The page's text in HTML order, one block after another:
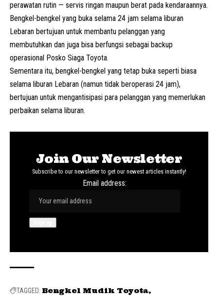
perawatan rutin — servis ringan maupun berat pada kendaraannya.
Bengkel-bengkel yang buka selama 24 jam selama liburan
Lebaran bertujuan untuk membantu pelanggan yang
membutuhkan dan juga bisa berfungsi sebagai backup
operasional Posko Siaga Toyota.
Sementara itu, bengkel-bengkel yang tetap buka seperti biasa
selama liburan Lebaran (namun tidak beroperasi 24 jam),
bertujuan untuk mengantisipasi para pelanggan yang memerlukan
perbaikan selama liburan.
Join Our Newsletter
Subscribe to our newsletter to get our newest articles instantly!
Email address:
TAGGED: Bengkel Mudik Toyota